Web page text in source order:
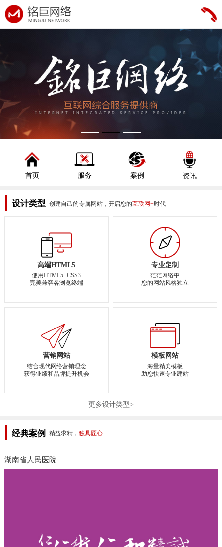
首页 服务 案例 资讯
设计类型 创建自己的专属网站，开启您的互联网+时代
高端HTML5
使用HTML5+CSS3
完美兼容各浏览终端
专业定制
茫茫网络中
您的网站风格独立
营销网站
结合现代网络营销理念
获得业绩和品牌提升机会
模板网站
海量精美模板
助您快速专业建站
更多设计类型>
经典案例 精益求精， 独具匠心
湖南省人民医院